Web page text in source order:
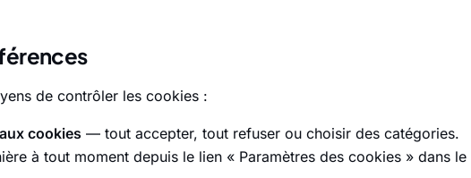
de contrôler les cookies :
cookies — tout accepter, tout refuser ou choisir des catégories.
à tout moment depuis le lien « Paramètres des cookies » dans le